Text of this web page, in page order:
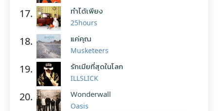
17. ทำได้เพียง
25hours
18. แค่คุณ
Musketeers
19. รักเมียที่สุดในโลก
ILLSLICK
20. Wonderwall
Oasis